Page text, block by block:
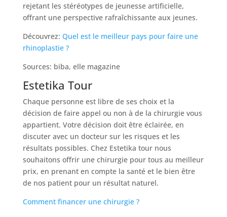
rejetant les stéréotypes de jeunesse artificielle,
offrant une perspective rafraîchissante aux jeunes.
Découvrez: Quel est le meilleur pays pour faire une
rhinoplastie ?
Sources: biba, elle magazine
Estetika Tour
Chaque personne est libre de ses choix et la
décision de faire appel ou non à de la chirurgie vous
appartient. Votre décision doit être éclairée, en
discuter avec un docteur sur les risques et les
résultats possibles. Chez Estetika tour nous
souhaitons offrir une chirurgie pour tous au meilleur
prix, en prenant en compte la santé et le bien être
de nos patient pour un résultat naturel.
Comment financer une chirurgie ?